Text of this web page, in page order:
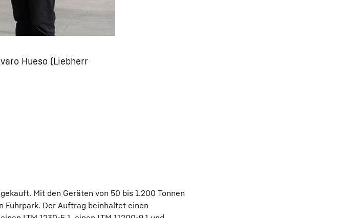
Hueso (Liebherr
Mit den Geräten von 50 bis 1.200 Tonnen
Fuhrpark. Der Auftrag beinhaltet einen